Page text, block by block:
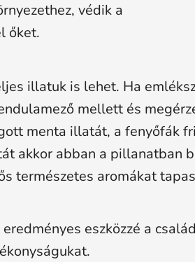
védik a
őket.
illatuk is lehet. Ha
mellett és
menta illatát, a fenyőfák
akkor abban a pillanatban
természetes aromákat
eszközzé a